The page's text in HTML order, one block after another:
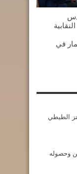
في
الطيطي
وحصوله